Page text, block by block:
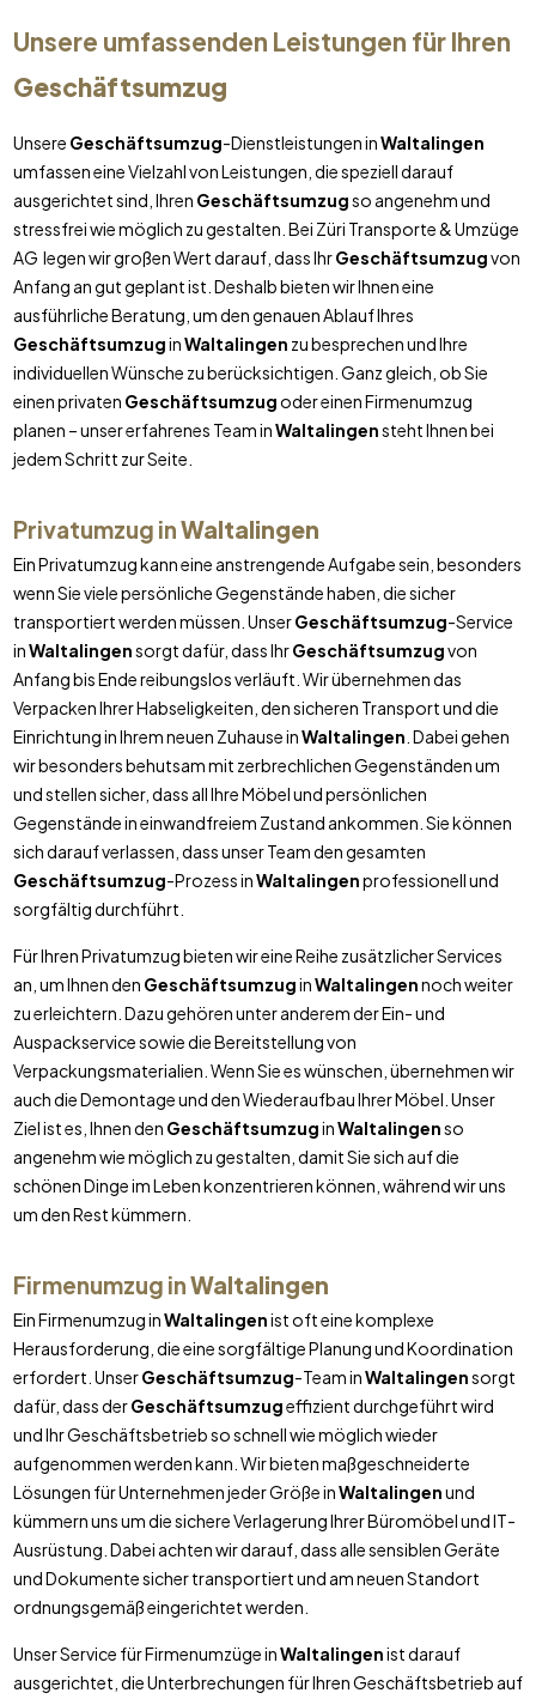
Unsere umfassenden Leistungen für Ihren
Geschäftsumzug
Unsere Geschäftsumzug-Dienstleistungen inWaltalingen
umfassen eine Vielzahl von Leistungen, die speziell darauf
ausgerichtet sind, Ihren Geschäftsumzugso angenehm und
stressfrei wie möglich zu gestalten. Bei Züri Transporte & Umzüge
AG legen wir großen Wert darauf, dass IhrGeschäftsumzugvon
Anfang an gut geplant ist. Deshalb bieten wir Ihnen eine
ausführliche Beratung, um den genauen Ablauf Ihres
GeschäftsumzuginWaltalingen zu besprechen und Ihre
individuellen Wünsche zu berücksichtigen. Ganz gleich, ob Sie
einen privaten Geschäftsumzugoder einen Firmenumzug
planen – unser erfahrenes Team inWaltalingensteht Ihnen bei
jedem Schritt zur Seite.
Privatumzug inWaltalingen
Ein Privatumzug kann eine anstrengende Aufgabe sein, besonders
wenn Sie viele persönliche Gegenstände haben, die sicher
transportiert werden müssen. UnserGeschäftsumzug-Service
inWaltalingensorgt dafür, dass IhrGeschäftsumzugvon
Anfang bis Ende reibungslos verläuft. Wir übernehmen das
Verpacken Ihrer Habseligkeiten, den sicheren Transport und die
Einrichtung in Ihrem neuen Zuhause inWaltalingen . Dabei gehen
wir besonders behutsam mit zerbrechlichen Gegenständen um
und stellen sicher, dass all Ihre Möbel und persönlichen
Gegenstände in einwandfreiem Zustand ankommen. Sie können
sich darauf verlassen, dass unser Team den gesamten
Geschäftsumzug-Prozess inWaltalingenprofessionell und
sorgfältig durchführt.
Für Ihren Privatumzug bieten wir eine Reihe zusätzlicher Services
an, um Ihnen den GeschäftsumzuginWaltalingennoch weiter
zu erleichtern. Dazu gehören unter anderem der Ein- und
Auspackservice sowie die Bereitstellung von
Verpackungsmaterialien. Wenn Sie es wünschen, übernehmen wir
auch die Demontage und den Wiederaufbau Ihrer Möbel. Unser
Ziel ist es, Ihnen den GeschäftsumzuginWaltalingenso
angenehm wie möglich zu gestalten, damit Sie sich auf die
schönen Dinge im Leben konzentrieren können, während wir uns
um den Rest kümmern.
Firmenumzug inWaltalingen
Ein Firmenumzug inWaltalingenist oft eine komplexe
Herausforderung, die eine sorgfältige Planung und Koordination
erfordert. UnserGeschäftsumzug-Team inWaltalingensorgt
dafür, dass derGeschäftsumzugeffizient durchgeführt wird
und Ihr Geschäftsbetrieb so schnell wie möglich wieder
aufgenommen werden kann. Wir bieten maßgeschneiderte
Lösungen für Unternehmen jeder Größe inWaltalingenund
kümmern uns um die sichere Verlagerung Ihrer Büromöbel und IT-
Ausrüstung. Dabei achten wir darauf, dass alle sensiblen Geräte
und Dokumente sicher transportiert und am neuen Standort
ordnungsgemäß eingerichtet werden.
Unser Service für Firmenumzüge inWaltalingenist darauf
ausgerichtet, die Unterbrechungen für Ihren Geschäftsbetrieb auf